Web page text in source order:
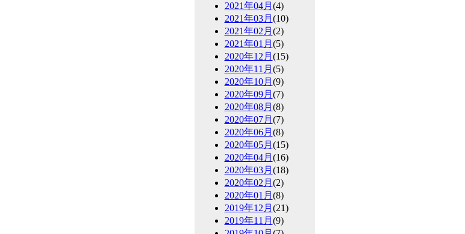
2021年04月 (4)
2021年03月 (10)
2021年02月 (2)
2021年01月 (5)
2020年12月 (15)
2020年11月 (5)
2020年10月 (9)
2020年09月 (7)
2020年08月 (8)
2020年07月 (7)
2020年06月 (8)
2020年05月 (15)
2020年04月 (16)
2020年03月 (18)
2020年02月 (2)
2020年01月 (8)
2019年12月 (21)
2019年11月 (9)